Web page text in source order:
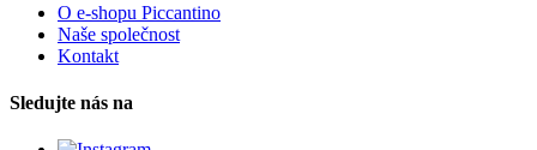
O e-shopu Piccantino
Naše společnost
Kontakt
Sledujte nás na